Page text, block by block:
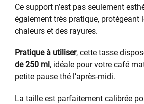
Ce support n’est pas seulement
également très pratique, protégeant
chaleurs et des rayures.
Pratique à utiliser, cette tasse
de 250 ml , idéale pour votre café
petite pause thé l’après-midi.
La taille est parfaitement calibrée